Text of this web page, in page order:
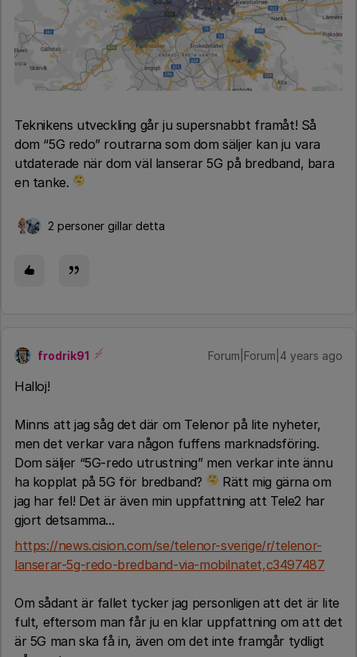
Teknikens utveckling går ju supersnabbt framåt! Så
dom “5G redo” routrarna som dom säljer kan ju vara
utdaterade när dom väl lanserar 5G på bredband, bara
en tanke.
2 personer gillar detta
frodrik91 Forum|Forum|4 years ago
Halloj!
Minns att jag såg det där om Telenor på lite nyheter,
men det verkar vara någon fuffens marknadsföring.
Dom säljer “5G-redo utrustning” men verkar inte ännu
ha kopplat på 5G för bredband?
Rätt mig gärna om
jag har fel! Det är även min uppfattning att Tele2 har
gjort detsamma...
https://news.cision.com/se/telenor-sverige/r/telenor-
lanserar-5g-redo-bredband-via-mobilnatet,c3497487
Om sådant är fallet tycker jag personligen att det är lite
fult, eftersom man får ju en klar uppfattning om att det
är 5G man ska få in, även om det inte framgår tydligt